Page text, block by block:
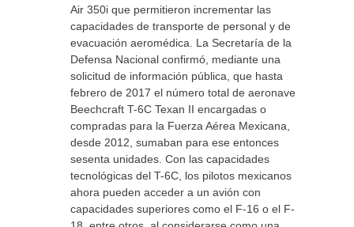
Air 350i que permitieron incrementar las
capacidades de transporte de personal y de
evacuación aeromédica. La Secretaría de la
Defensa Nacional confirmó, mediante una
solicitud de información pública, que hasta
febrero de 2017 el número total de aeronaves
Beechcraft T-6C Texan II encargadas o
compradas para la Fuerza Aérea Mexicana,
desde 2012, sumaban para ese entonces
sesenta unidades. Con las capacidades
tecnológicas del T-6C, los pilotos mexicanos
ahora pueden acceder a un avión con
capacidades superiores como el F-16 o el F-